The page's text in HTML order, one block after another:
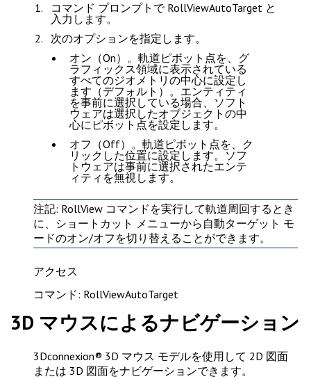
コマンド プロンプトで RollViewAutoTarget と
入力します。
次のオプションを指定します。
オン（On） 。軌道ピボット点を、グ
ラフィックス領域に表示されている
すべてのジオメトリの中心に設定し
ます（デフォルト）。エンティティ
を事前に選択している場合、ソフト
ウェアは選択したオブジェクトの中
心にピボット点を設定します。
オフ（Off） 。軌道ピボット点を、ク
リックした位置に設定します。ソフ
トウェアは事前に選択されたエンテ
ィティを無視します。
注記: RollView コマンドを実行して軌道周回するとき
に、ショートカット メニューから自動ターゲット モ
ードのオン/オフを切り替えることができます。
アクセス
コマンド: RollViewAutoTarget
3D マウスによるナビゲーション
3Dconnexion® 3D マウス モデルを使用して 2D 図面
または 3D 図面をナビゲーションできます。